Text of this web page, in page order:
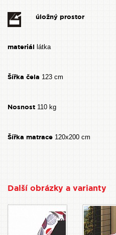
úložný prostor
materiál látka
Šířka čela 123 cm
Nosnost 110 kg
Šířka matrace 120x200 cm
Další obrázky a varianty